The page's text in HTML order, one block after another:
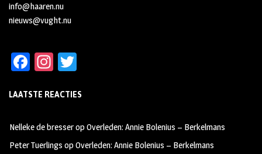
info@haaren.nu
nieuws@vught.nu
Fa
b
oo
k
In
ag
m
tt
LAATSTE REACTIES
Nelleke de bresseropOverleden: Annie Bolenius – Berkelmans
Peter Tuerlings opOverleden: Annie Bolenius – Berkelmans